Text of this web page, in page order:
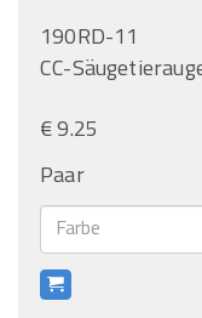
190RD-11
CC-
€ 9.25
Paar